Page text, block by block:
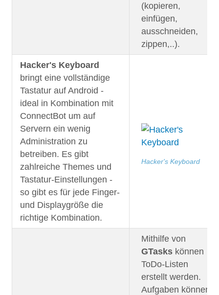
(kopieren,
einfügen,
ausschneiden,
zippen,..).
Hacker's Keyboard
bringt eine vollständige
Tastatur auf Android -
ideal in Kombination mit
ConnectBot um auf
Servern ein wenig
Administration zu
betreiben. Es gibt
zahlreiche Themes und
Tastatur-Einstellungen -
so gibt es für jede Finger-
und Displaygröße die
richtige Kombination.
Hacker's Keyboard
Mithilfe von
GTasks können
ToDo-Listen
erstellt werden.
Aufgaben können